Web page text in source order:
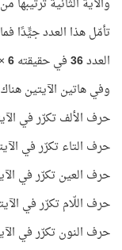
والآية الثانية
تأمّل هذا العدد جيٍّدًا
العدد36في حقيقته6
×
وفي هاتين الآيتين هناك
حرف الألف تكرّر في
حرف التاء تكرّر في
حرف العين تكرّر في
حرف اللّام تكرّر في
حرف النون تكرّر في